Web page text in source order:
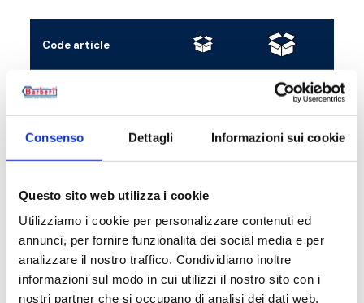
Consenso Dettagli Informazioni sui cookie
Questo sito web utilizza i cookie
Utilizziamo i cookie per personalizzare contenuti ed
annunci, per fornire funzionalità dei social media e per
analizzare il nostro traffico. Condividiamo inoltre
informazioni sul modo in cui utilizzi il nostro sito con i
nostri partner che si occupano di analisi dei dati web,
Code article
B5HK15CL0 10
B5HK15BM0 1 10
Description